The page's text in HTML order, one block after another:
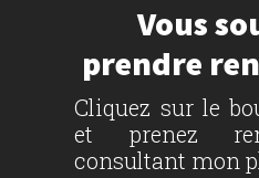
Vous
prendre
Cliquez sur le
et prenez
consultant mon